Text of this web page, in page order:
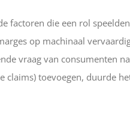
factoren die een rol
op machinaal
vraag van consumenten
claims) toevoegen, duurde